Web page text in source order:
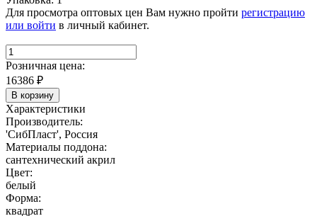
Для просмотра оптовых цен Вам нужно пройти регистрацию
или войти в личный кабинет.
Розничная цена:
16386 ₽
В корзину
Характеристики
Производитель:
'СибПласт', Россия
Материалы поддона:
сантехнический акрил
Цвет:
белый
Форма:
квадрат